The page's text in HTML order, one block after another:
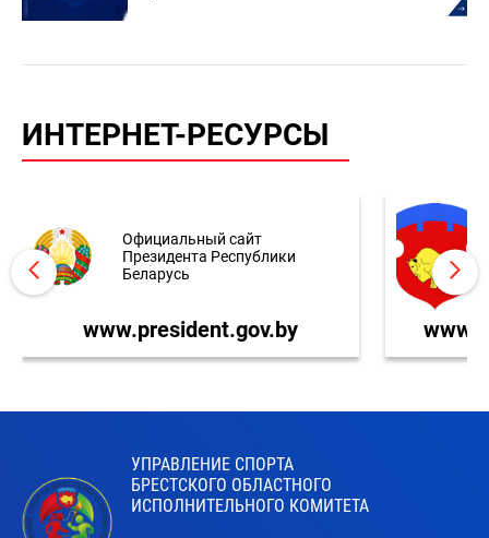
ИНТЕРНЕТ-РЕСУРСЫ
Официальный сайт
Президента Республики
Беларусь
www.president.gov.by
УПРАВЛЕНИЕ СПОРТА
БРЕСТСКОГО ОБЛАСТНОГО
ИСПОЛНИТЕЛЬНОГО КОМИТЕТА